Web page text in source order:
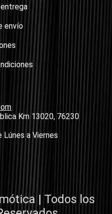
envío
Km 13020, 76230
Lúnes a Viernes
| Todos los